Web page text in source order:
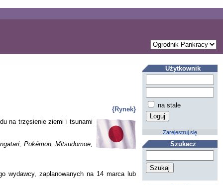
{Rynek}
na trzęsienie ziemi i tsunami
Pokémon, Mitsudomoe,
wydawcy, zaplanowanych na 14 marca lub
Użytkownik
na stałe
Zarejestruj się
Szukacz